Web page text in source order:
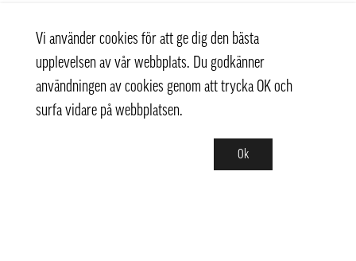
Vi använder cookies för att ge dig den bästa
upplevelsen av vår webbplats. Du godkänner
användningen av cookies genom att trycka OK och
surfa vidare på webbplatsen.
Ok